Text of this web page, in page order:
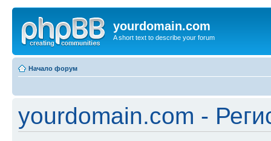
yourdomain.com
A short text to describe your forum
Начало форум
yourdomain.com -